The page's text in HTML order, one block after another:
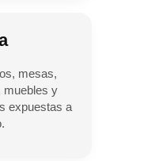
mesas,
muebles y
expuestas a